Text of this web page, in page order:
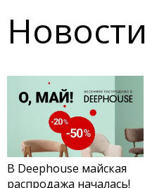
Новости
В Deephouse майская
распродажа началась!